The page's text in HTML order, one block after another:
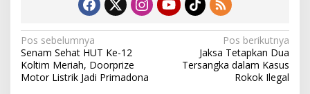
N
a
v
Pos sebelumnya
Senam Sehat HUT Ke-12
Koltim Meriah, Doorprize
Motor Listrik Jadi Primadona
Pos berikutnya
Jaksa Tetapkan Dua
Tersangka dalam Kasus
Rokok Ilegal